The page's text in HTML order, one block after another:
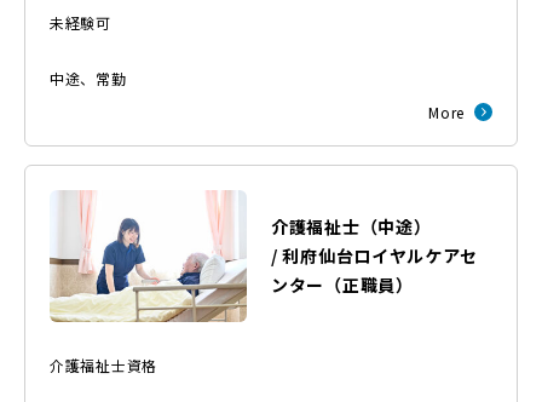
未経験可
中途、 常勤
More
介護福祉士（中途）
/利府仙台ロイヤルケアセ
ンター （正職員）
介護福祉士資格